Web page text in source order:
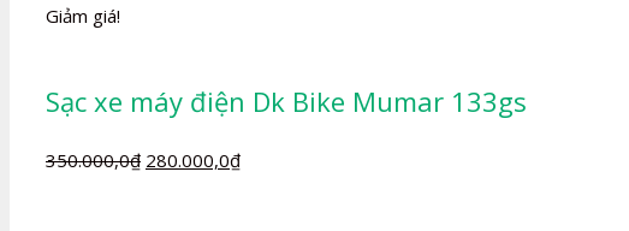
Giảm giá!
Sạc xe máy điện Dk Bike Mumar 133gs
350.000,0₫ Giá
280.000,0₫Giá